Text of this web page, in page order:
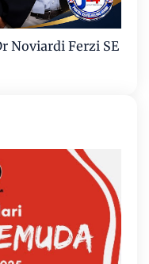
Noviardi Ferzi SE